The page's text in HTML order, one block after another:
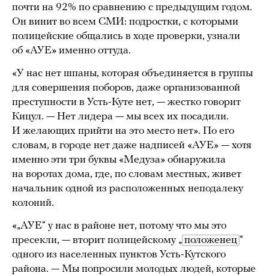
почти на 92% по сравнению с предыдущим годом.
Он винит во всем СМИ: подростки, с которыми
полицейские общались в ходе проверки, узнали
об «АУЕ» именно оттуда.
«У нас нет шпаны, которая объединяется в группы
для совершения поборов, даже организованной
преступности в Усть-Куте нет, — жестко говорит
Кицул. — Нет лидера — мы всех их посадили.
И желающих прийти на это место нет». По его
словам, в городе нет даже надписей «АУЕ» — хотя
именно эти три буквы «Медуза» обнаружила
на воротах дома, где, по словам местных, живет
начальник одной из расположенных неподалеку
колоний.
«„АУЕ“ у нас в районе нет, потому что мы это
пресекли, — вторит полицейскому „ положенец “
одного из населенных пунктов Усть-Кутского
района. — Мы попросили молодых людей, которые